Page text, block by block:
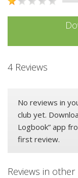
4 Reviews
No reviews in
club yet.
Logbook” app
first review.
Reviews in other